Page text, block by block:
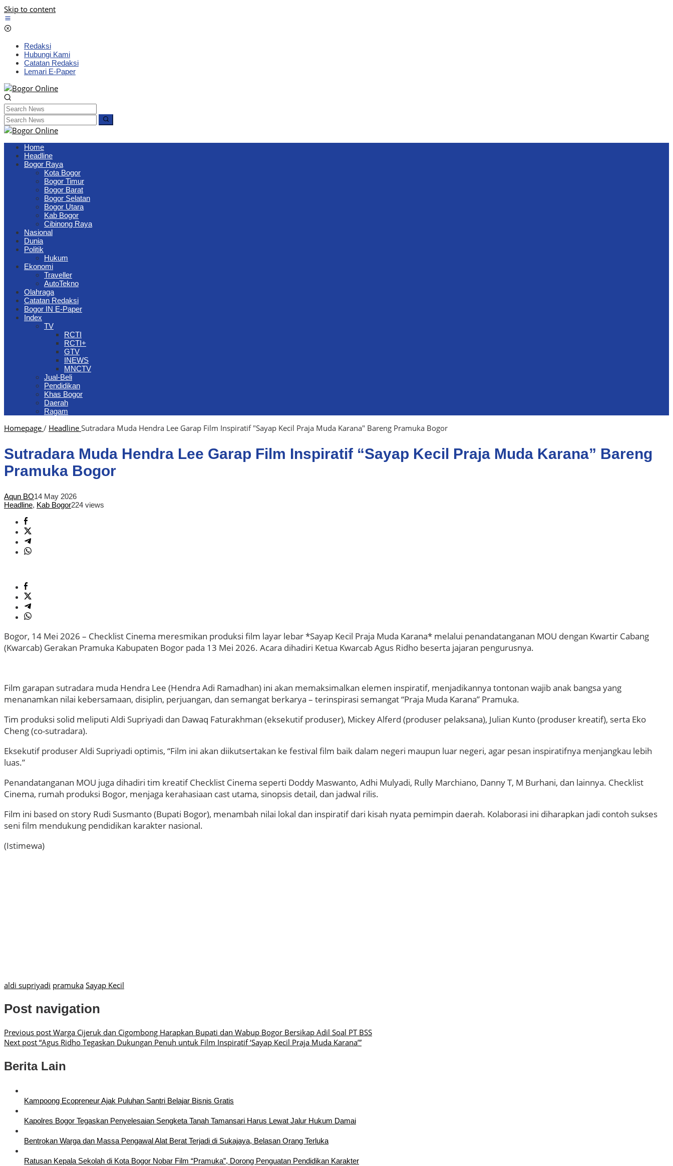
Skip to content
Redaksi
Hubungi Kami
Catatan Redaksi
Lemari E-Paper
Home
Headline
Bogor Raya
Kota Bogor
Bogor Timur
Bogor Barat
Bogor Selatan
Bogor Utara
Kab Bogor
Cibinong Raya
Nasional
Dunia
Politik
Hukum
Ekonomi
Traveller
AutoTekno
Olahraga
Catatan Redaksi
Bogor IN E-Paper
Index
TV
RCTI
RCTI+
GTV
INEWS
MNCTV
Jual-Beli
Pendidikan
Khas Bogor
Daerah
Ragam
Homepage / Headline Sutradara Muda Hendra Lee Garap Film Inspiratif "Sayap Kecil Praja Muda Karana" Bareng Pramuka Bogor
Sutradara Muda Hendra Lee Garap Film Inspiratif “Sayap Kecil Praja Muda Karana” Bareng
Pramuka Bogor
Aqun BO14 May 2026
Headline, Kab Bogor224 views
Bogor, 14 Mei 2026 – Checklist Cinema meresmikan produksi film layar lebar *Sayap Kecil Praja Muda Karana* melalui penandatanganan MOU dengan Kwartir Cabang
(Kwarcab) Gerakan Pramuka Kabupaten Bogor pada 13 Mei 2026. Acara dihadiri Ketua Kwarcab Agus Ridho beserta jajaran pengurusnya.
Film garapan sutradara muda Hendra Lee (Hendra Adi Ramadhan) ini akan memaksimalkan elemen inspiratif, menjadikannya tontonan wajib anak bangsa yang
menanamkan nilai kebersamaan, disiplin, perjuangan, dan semangat berkarya – terinspirasi semangat “Praja Muda Karana” Pramuka.
Tim produksi solid meliputi Aldi Supriyadi dan Dawaq Faturakhman (eksekutif produser), Mickey Alferd (produser pelaksana), Julian Kunto (produser kreatif), serta Eko
Cheng (co-sutradara).
Eksekutif produser Aldi Supriyadi optimis, “Film ini akan diikutsertakan ke festival film baik dalam negeri maupun luar negeri, agar pesan inspiratifnya menjangkau lebih
luas.”
Penandatanganan MOU juga dihadiri tim kreatif Checklist Cinema seperti Doddy Maswanto, Adhi Mulyadi, Rully Marchiano, Danny T, M Burhani, dan lainnya. Checklist
Cinema, rumah produksi Bogor, menjaga kerahasiaan cast utama, sinopsis detail, dan jadwal rilis.
Film ini based on story Rudi Susmanto (Bupati Bogor), menambah nilai lokal dan inspiratif dari kisah nyata pemimpin daerah. Kolaborasi ini diharapkan jadi contoh sukses
seni film mendukung pendidikan karakter nasional.
(Istimewa)
aldi supriyadi pramuka Sayap Kecil
Post navigation
Previous post Warga Cijeruk dan Cigombong Harapkan Bupati dan Wabup Bogor Bersikap Adil Soal PT BSS
Next post “Agus Ridho Tegaskan Dukungan Penuh untuk Film Inspiratif ‘Sayap Kecil Praja Muda Karana’”
Berita Lain
Kampoong Ecopreneur Ajak Puluhan Santri Belajar Bisnis Gratis
Kapolres Bogor Tegaskan Penyelesaian Sengketa Tanah Tamansari Harus Lewat Jalur Hukum Damai
Bentrokan Warga dan Massa Pengawal Alat Berat Terjadi di Sukajaya, Belasan Orang Terluka
Ratusan Kepala Sekolah di Kota Bogor Nobar Film “Pramuka”, Dorong Penguatan Pendidikan Karakter